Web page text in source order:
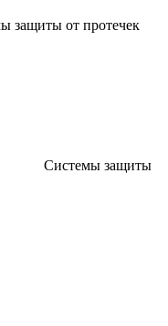
защиты от протечек
Системы защиты